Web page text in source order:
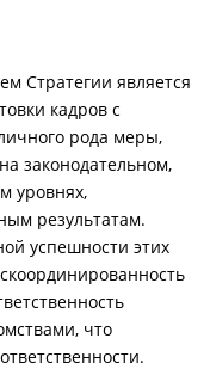
Стратегии является
кадров с
рода меры,
законодательном,
уровнях,
результатам.
успешности этих
что